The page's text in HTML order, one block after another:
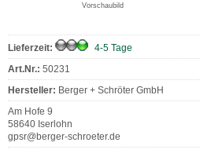
Vorschaubild
Lieferzeit:
4-5 Tage
Art.Nr.: 50231
Hersteller: Berger + Schröter GmbH
Am Hofe 9
58640 Iserlohn
gpsr@berger-schroeter.de